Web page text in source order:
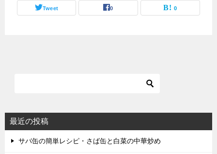
Tweet 0 0
最近の投稿
サバ缶の簡単レシピ・さば缶と白菜の中華炒め